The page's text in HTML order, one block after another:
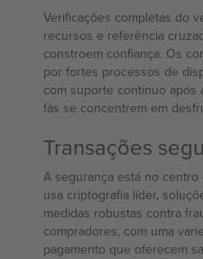
Verificações completas do
recursos e referência
constroem confiança. Os
por fortes processos de
com suporte contínuo após
fãs se concentrem em
Transações
A segurança está no centro
usa criptografia líder,
medidas robustas contra
compradores, com uma
pagamento que oferecem